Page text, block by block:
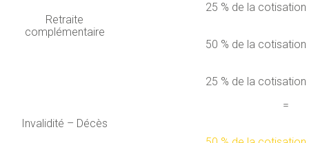
Retraite
complémentaire
25 % de la
50 % de la
Invalidité – Décès
25 % de la
=